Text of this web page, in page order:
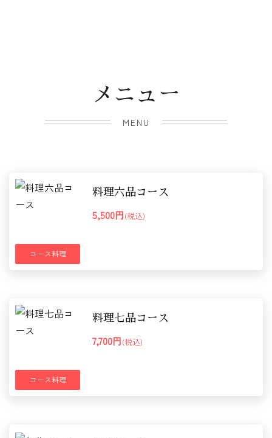
メニュー
MENU
コース料理
料理六品コース
5,500円(税込)
コース料理
料理七品コース
7,700円(税込)